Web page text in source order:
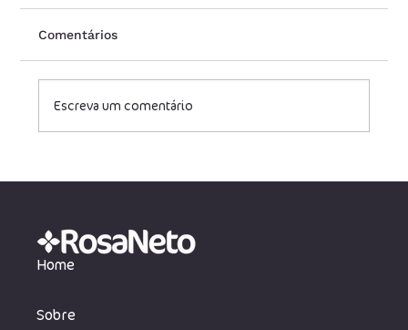
Comentários
Escreva um comentário
Home
Sobre